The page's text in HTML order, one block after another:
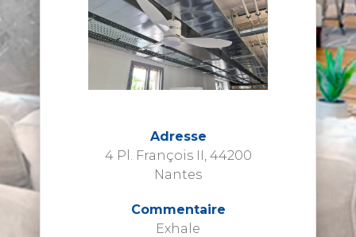
Adresse
4 Pl. François II, 44200
Nantes
Commentaire
Exhale